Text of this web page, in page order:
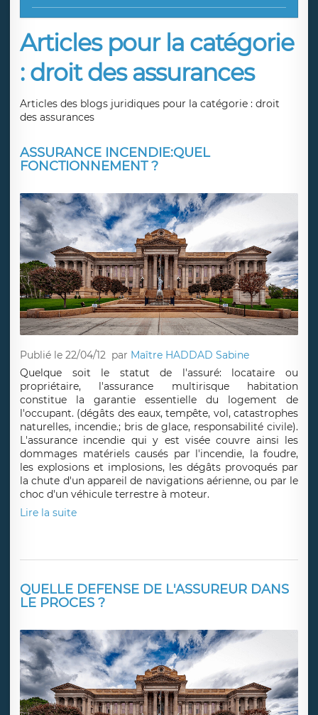
Articles pour la catégorie
: droit des assurances
Articles des blogs juridiques pour la catégorie : droit
des assurances
ASSURANCE INCENDIE:QUEL
FONCTIONNEMENT ?
Publié le 22/04/12 par Maître HADDAD Sabine
Quelque soit le statut de l'assuré: locataire ou
propriétaire, l'assurance multirisque habitation
constitue la garantie essentielle du logement de
l'occupant. (dégâts des eaux, tempête, vol, catastrophes
naturelles, incendie.; bris de glace, responsabilité civile).
L'assurance incendie qui y est visée couvre ainsi les
dommages matériels causés par l'incendie, la foudre,
les explosions et implosions, les dégâts provoqués par
la chute d'un appareil de navigations aérienne, ou par le
choc d'un véhicule terrestre à moteur.
Lire la suite
QUELLE DEFENSE DE L'ASSUREUR DANS
LE PROCES ?